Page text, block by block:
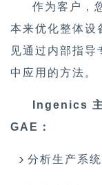
作为客户，
本来优化整体设
见通过内部指导
中应用的方法。
Ingenics
GAE ：
分析生产系